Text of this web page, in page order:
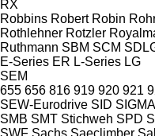
RX
Robbins Robert Robin
Rothlehner Rotzler
Ruthmann SBM SCM
E-Series ER L-Series LG
SEM
655 656 816 919 920 921
SEW-Eurodrive SID
SMB SMT Stichweh SPD
SWF Sachs Saeclimber